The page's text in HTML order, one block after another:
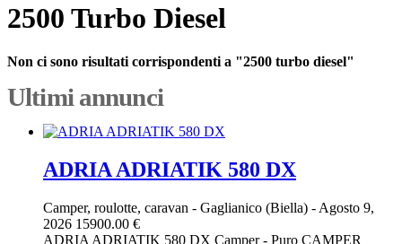
2500 Turbo Diesel
Non ci sono risultati corrispondenti a "2500 turbo diesel"
Ultimi annunci
ADRIA ADRIATIK 580 DX
Camper, roulotte, caravan - Gaglianico (Biella) - Agosto 9,
2026 15900.00 €
ADRIA ADRIATIK 580 DX Camper - Puro CAMPER